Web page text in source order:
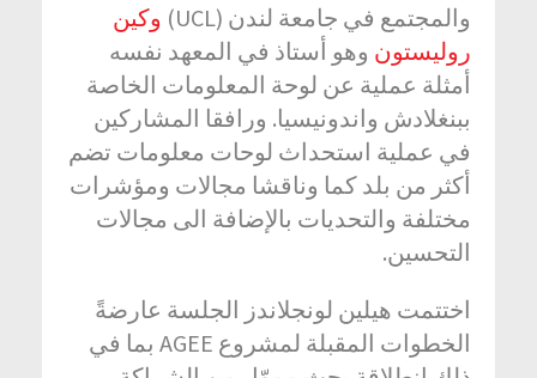
والمجتمع في جامعة لندن (UCL)
وكين
روليستون وهو أستاذ في المعهد نفسه
أمثلة عملية عن لوحة المعلومات الخاصة
ببنغلادش واندونيسيا. ورافقا المشاركين
في عملية استحداث لوحات معلومات تضم
أكثر من بلد كما وناقشا مجالات ومؤشرات
مختلفة والتحديات بالإضافة الى مجالات
التحسين.
اختتمت هيلين لونجلاندز الجلسة عارضةً
الخطوات المقبلة لمشروع AGEE بما في